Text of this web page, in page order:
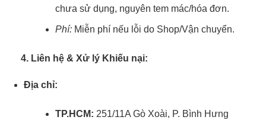
chưa sử dụng, nguyên tem mác/hóa đơn.
Phí: Miễn phí nếu lỗi do Shop/Vận chuyển.
4. Liên hệ & Xử lý Khiếu nại:
Địa chỉ:
TP.HCM: 251/11A Gò Xoài, P. Bình Hưng